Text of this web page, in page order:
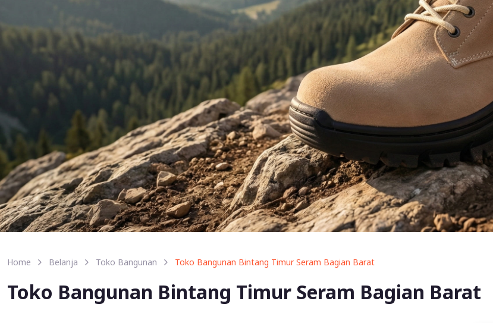
Home Belanja Toko Bangunan Toko Bangunan Bintang Timur Seram Bagian Barat
Toko Bangunan Bintang Timur Seram Bagian Barat